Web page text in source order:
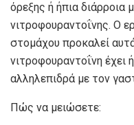
όρεξης ή ήπια
νιτροφουραντοΐνης. Ο
στομάχου προκαλεί
νιτροφουραντοΐνη έχει
αλληλεπιδρά με τον
Πώς να μειώσετε: